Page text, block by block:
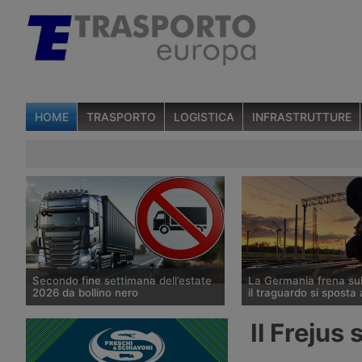
HOME TRASPORTO LOGISTICA INFRASTRUTTURE
Secondo fine settimana dell’estate
2026 da bollino nero
Divieti di circolazione per i veicoli
industriali e potenziamento del
personale Anas sulla rete nazionale
La Germania frena
il traguardo si sposta
l’allungamento dei
cantieri e la successiva
Il Frejus